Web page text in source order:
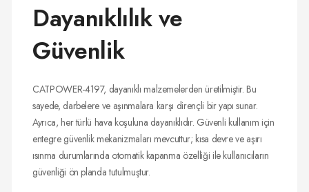
Dayanıklılık ve
Güvenlik
CATPOWER-4197, dayanıklı malzemelerden üretilmiştir. Bu
sayede, darbelere ve aşınmalara karşı dirençli bir yapı sunar.
Ayrıca, her türlü hava koşuluna dayanıklıdır. Güvenli kullanım için
entegre güvenlik mekanizmaları mevcuttur; kısa devre ve aşırı
ısınma durumlarında otomatik kapanma özelliği ile kullanıcıların
güvenliği ön planda tutulmuştur.